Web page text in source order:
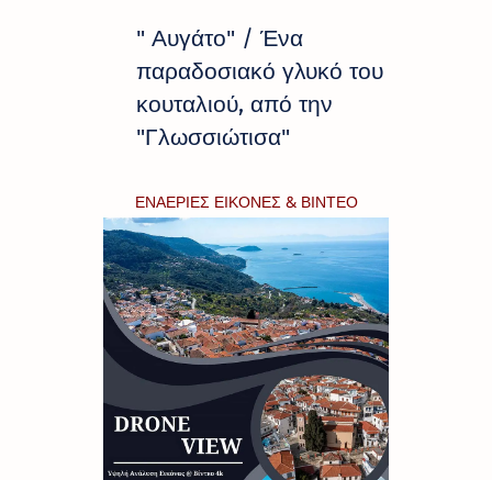
" Αυγάτο" / Ένα
παραδοσιακό γλυκό του
κουταλιού, από την
"Γλωσσιώτισα"
ΕΝΑΕΡΙΕΣ ΕΙΚΟΝΕΣ & ΒΙΝΤΕΟ